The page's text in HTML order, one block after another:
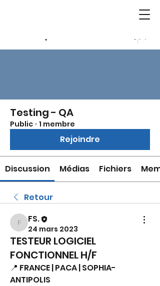
Testing - QA
Public · 1 membre
Rejoindre
Discussion Médias Fichiers
Retour
FS.
FS.
24 mars 2023
TESTEUR LOGICIEL
FONCTIONNEL H/F
📍 FRANCE | PACA | SOPHIA-
ANTIPOLIS